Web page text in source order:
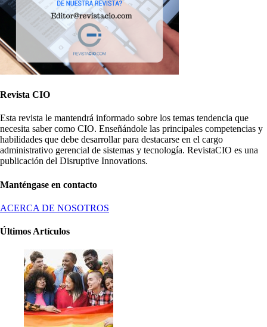
Revista CIO
Esta revista le mantendrá informado sobre los temas tendencia que
necesita saber como CIO. Enseñándole las principales competencias y
habilidades que debe desarrollar para destacarse en el cargo
administrativo gerencial de sistemas y tecnología. RevistaCIO es una
publicación del Disruptive Innovations.
Manténgase en contacto
ACERCA DE NOSOTROS
Últimos Artículos